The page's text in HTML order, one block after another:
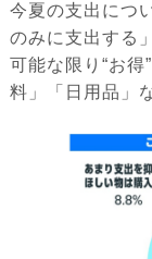
今夏の支出につ
のみに支出する
可能な限り“お
料」「日用品」